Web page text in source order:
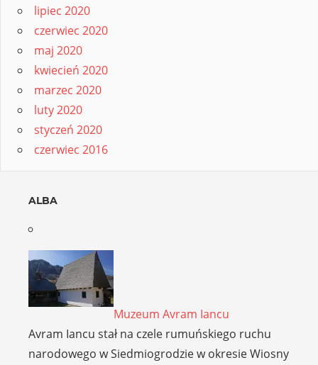
lipiec 2020
czerwiec 2020
maj 2020
kwiecień 2020
marzec 2020
luty 2020
styczeń 2020
czerwiec 2016
ALBA
Muzeum Avram Iancu
Avram Iancu stał na czele rumuńskiego ruchu
narodowego w Siedmiogrodzie w okresie Wiosny